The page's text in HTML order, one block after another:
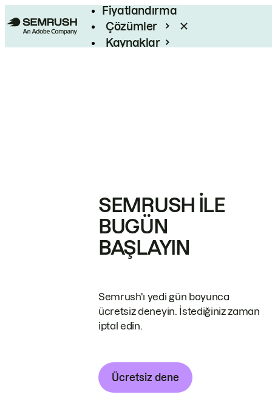
Fiyatlandırma
Çözümler
Kaynaklar
SEMRUSH ILE
BUGÜN
BAŞLAYIN
Semrush'ı yedi gün boyunca
ücretsiz deneyin. İstediğiniz zaman
iptal edin.
Ücretsiz dene